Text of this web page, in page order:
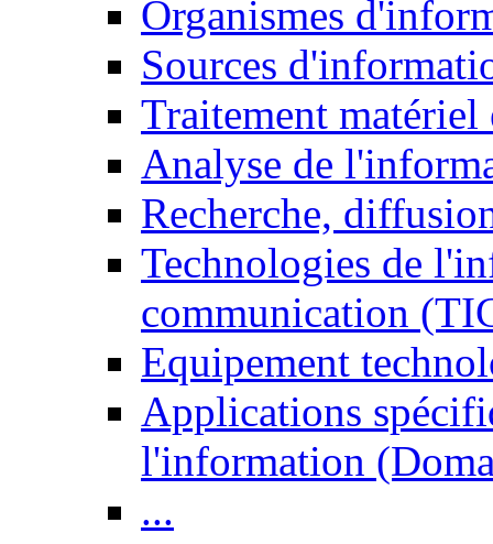
Organismes
Sources
Traitement matériel
Analyse de
Recherche,
Technologies de
communication
Equipement
Applications
l'information
...